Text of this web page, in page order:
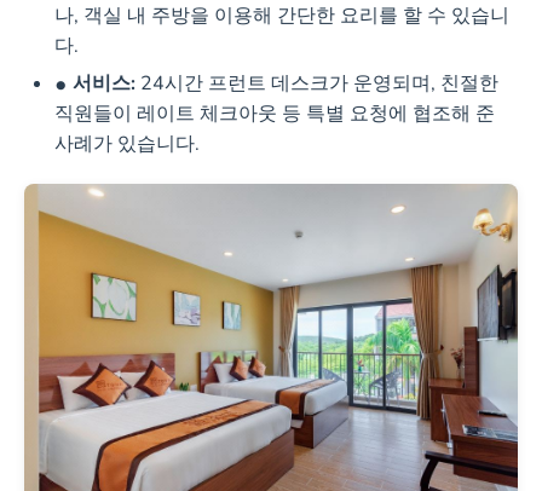
나, 객실 내 주방을 이용해 간단한 요리를 할 수 있습니
다.
서비스: 24시간 프런트 데스크가 운영되며, 친절한
직원들이 레이트 체크아웃 등 특별 요청에 협조해 준
사례가 있습니다.